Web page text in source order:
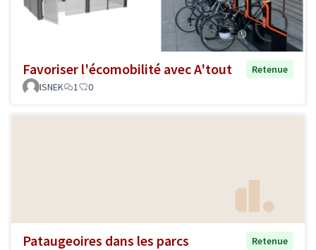
Favoriser l'écomobilité avec A'tout
Retenue
ISNEK
1 0
Pataugeoires dans les parcs
Retenue